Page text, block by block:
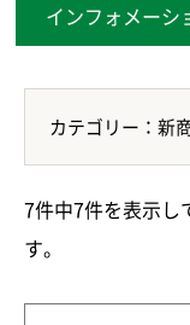
インフォメーシ
カテゴリー：新
7件中7件を表示し
す。